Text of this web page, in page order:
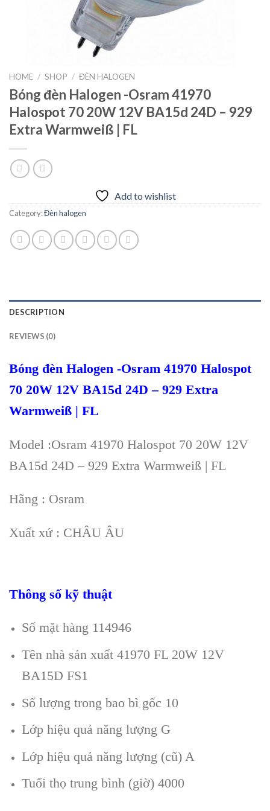
HOME / SHOP / ĐÈN HALOGEN
Bóng đèn Halogen -Osram 41970
Halospot 70 20W 12V BA15d 24D – 929
Extra Warmweiß | FL
Add to wishlist
Category:Đèn halogen
DESCRIPTION
REVIEWS (0)
Bóng đèn Halogen -Osram 41970 Halospot
70 20W 12V BA15d 24D – 929 Extra
Warmweiß | FL
Model :Osram 41970 Halospot 70 20W 12V
BA15d 24D – 929 Extra Warmweiß | FL
Hãng : Osram
Xuất xứ : CHÂU ÂU
Thông số kỹ thuật
Số mặt hàng 114946
Tên nhà sản xuất 41970 FL 20W 12V
BA15D FS1
Số lượng trong bao bì gốc 10
Lớp hiệu quả năng lượng G
Lớp hiệu quả năng lượng (cũ) A
Tuổi thọ trung bình (giờ) 4000